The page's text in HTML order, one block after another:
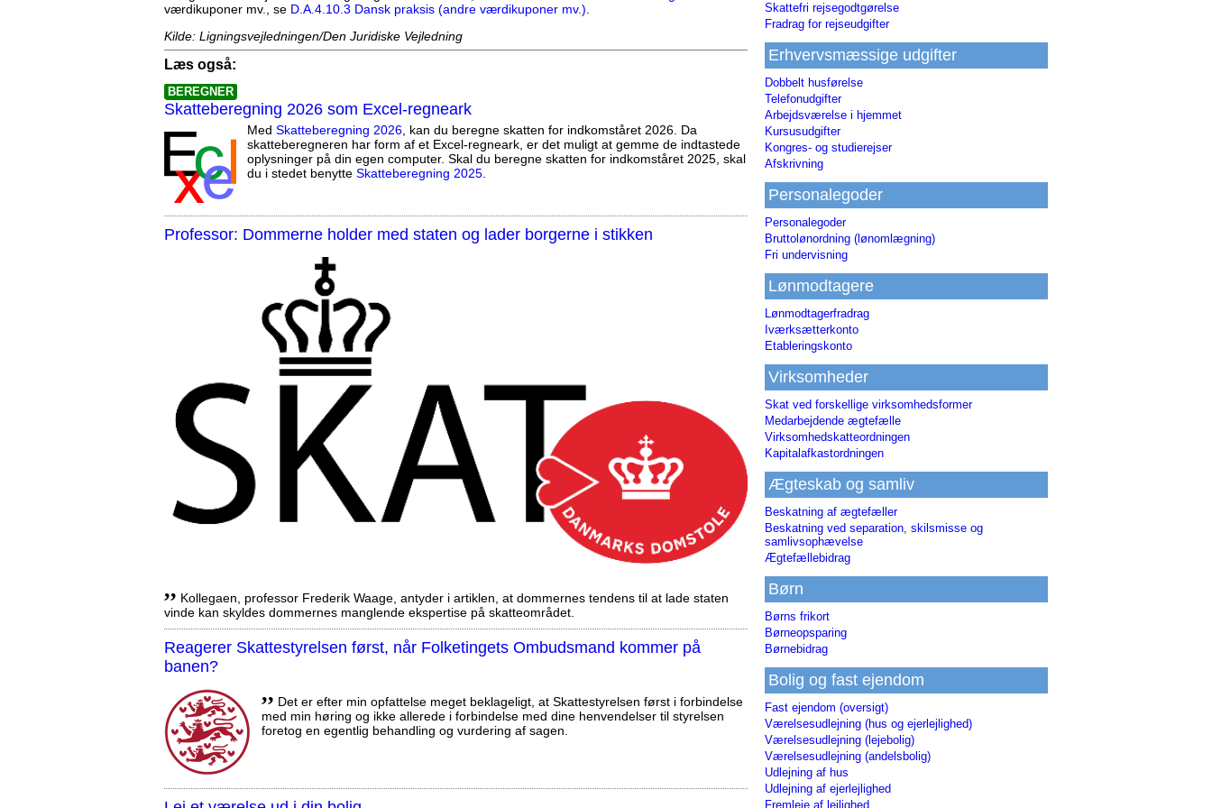
værdikuponer mv., se D.A.4.10.3 Dansk praksis (andre værdikuponer mv.).
Kilde: Ligningsvejledningen/Den Juridiske Vejledning
Læs også:
BEREGNER
Skatteberegning 2026 som Excel-regneark
Med Skatteberegning 2026, kan du beregne skatten for indkomståret 2026. Da
skatteberegneren har form af et Excel-regneark, er det muligt at gemme de indtastede
oplysninger på din egen computer. Skal du beregne skatten for indkomståret 2025, skal
du i stedet benytte Skatteberegning 2025.
Professor: Dommerne holder med staten og lader borgerne i stikken
,, Kollegaen, professor Frederik Waage, antyder i artiklen, at dommernes tendens til at lade staten
vinde kan skyldes dommernes manglende ekspertise på skatteområdet.
Reagerer Skattestyrelsen først, når Folketingets Ombudsmand kommer på
banen?
,, Det er efter min opfattelse meget beklageligt, at Skattestyrelsen først i forbindelse
med min høring og ikke allerede i forbindelse med dine henvendelser til styrelsen
foretog en egentlig behandling og vurdering af sagen.
Skattefri rejsegodtgørelse
Fradrag for rejseudgifter
Erhvervsmæssige udgifter
Dobbelt husførelse
Telefonudgifter
Arbejdsværelse i hjemmet
Kursusudgifter
Kongres- og studierejser
Afskrivning
Personalegoder
Personalegoder
Bruttolønordning (lønomlægning)
Fri undervisning
Lønmodtagere
Lønmodtagerfradrag
Iværksætterkonto
Etableringskonto
Virksomheder
Skat ved forskellige virksomhedsformer
Medarbejdende ægtefælle
Virksomhedskatteordningen
Kapitalafkastordningen
Ægteskab og samliv
Beskatning af ægtefæller
Beskatning ved separation, skilsmisse og
samlivsophævelse
Ægtefællebidrag
Børn
Børns frikort
Børneopsparing
Børnebidrag
Bolig og fast ejendom
Fast ejendom (oversigt)
Værelsesudlejning (hus og ejerlejlighed)
Værelsesudlejning (lejebolig)
Værelsesudlejning (andelsbolig)
Udlejning af hus
Udlejning af ejerlejlighed
Fremleje af lejlighed